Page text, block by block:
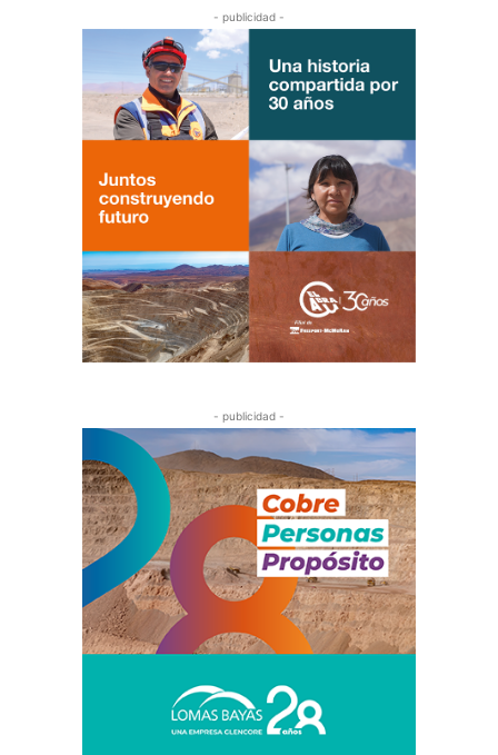
- publicidad -
- publicidad -